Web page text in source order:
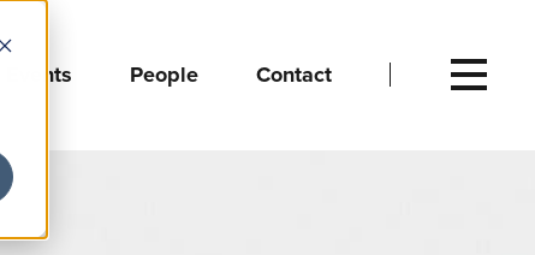
Events People Contact